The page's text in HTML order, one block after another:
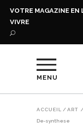
VOTRE MAGAZINE EN
VIVRE
MENU
ACCUEIL / ART /
De-synthese